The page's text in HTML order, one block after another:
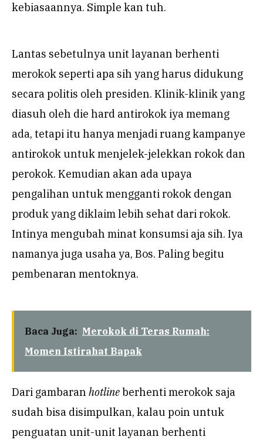
kebiasaannya. Simple kan tuh.
Lantas sebetulnya unit layanan berhenti
merokok seperti apa sih yang harus didukung
secara politis oleh presiden. Klinik-klinik yang
diasuh oleh die hard antirokok iya memang
ada, tetapi itu hanya menjadi ruang kampanye
antirokok untuk menjelek-jelekkan rokok dan
perokok. Kemudian akan ada upaya
pengalihan untuk mengganti rokok dengan
produk yang diklaim lebih sehat dari rokok.
Intinya mengubah minat konsumsi aja sih. Iya
namanya juga usaha ya, Bos. Paling begitu
pembenaran mentoknya.
Baca Juga: Merokok di Teras Rumah:
Momen Istirahat Bapak
Dari gambaran hotlineberhenti merokok saja
sudah bisa disimpulkan, kalau poin untuk
penguatan unit-unit layanan berhenti